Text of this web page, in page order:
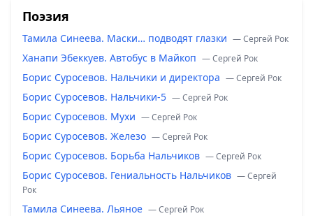
Поэзия
Тамила Синеева. Маски… подводят глазки — Сергей Рок
Ханапи Эбеккуев. Автобус в Майкоп — Сергей Рок
Борис Суросевов. Нальчики и директора — Сергей Рок
Борис Суросевов. Нальчики-5 — Сергей Рок
Борис Суросевов. Мухи — Сергей Рок
Борис Суросевов. Железо — Сергей Рок
Борис Суросевов. Борьба Нальчиков — Сергей Рок
Борис Суросевов. Гениальность Нальчиков — Сергей
Рок
Тамила Синеева. Льяное — Сергей Рок